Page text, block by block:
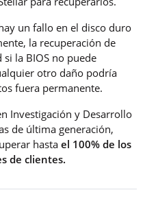
un fallo en el disco duro
la recuperación de
la BIOS no puede
otro daño podría
fuera permanente.
Investigación y Desarrollo
de última generación,
hasta el 100% de los
de clientes.